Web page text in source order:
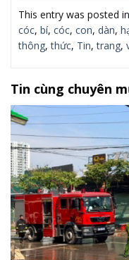
This entry was posted in
cóc, bí, cóc, con, dàn,
thông,thức, Tin,trang,
Tin cùng chuyên